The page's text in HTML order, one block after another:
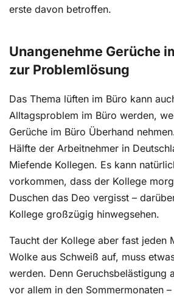
erste davon betroffen.
Unangenehme Gerüche
zur Problemlösung
Das Thema lüften im Büro kann
Alltagsproblem im Büro werden,
Gerüche im Büro Überhand
Hälfte der Arbeitnehmer in
Miefende Kollegen. Es kann
vorkommen, dass der Kollege
Duschen das Deo vergisst –
Kollege großzügig hinwegsehen.
Taucht der Kollege aber fast jeden
Wolke aus Schweiß auf, muss
werden. Denn Geruchsbelästigung
vor allem in den Sommermonaten